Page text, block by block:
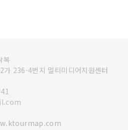
복
가 236-4번지 멀티미디어지원센터